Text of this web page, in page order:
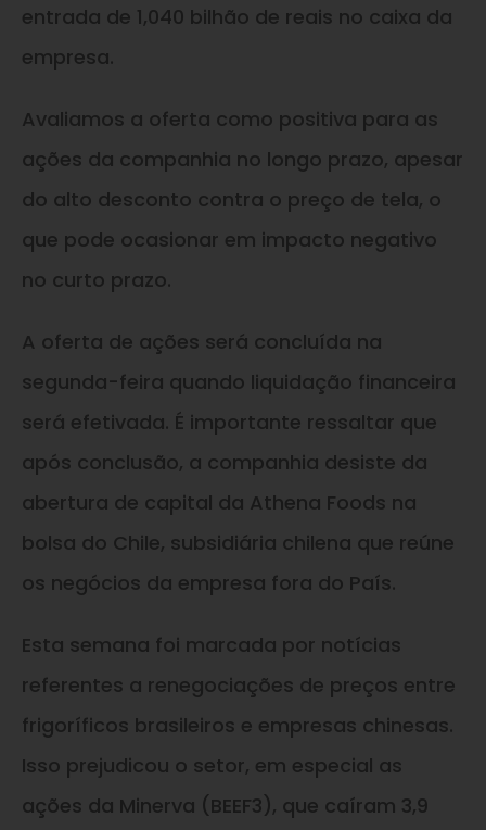
entrada de 1,040 bilhão de reais no caixa da
empresa.
Avaliamos a oferta como positiva para as
ações da companhia no longo prazo, apesar
do alto desconto contra o preço de tela, o
que pode ocasionar em impacto negativo
no curto prazo.
A oferta de ações será concluída na
segunda-feira quando liquidação financeira
será efetivada. É importante ressaltar que
após conclusão, a companhia desiste da
abertura de capital da Athena Foods na
bolsa do Chile, subsidiária chilena que reúne
os negócios da empresa fora do País.
Esta semana foi marcada por notícias
referentes a renegociações de preços entre
frigoríficos brasileiros e empresas chinesas.
Isso prejudicou o setor, em especial as
ações da Minerva (BEEF3), que caíram 3,9